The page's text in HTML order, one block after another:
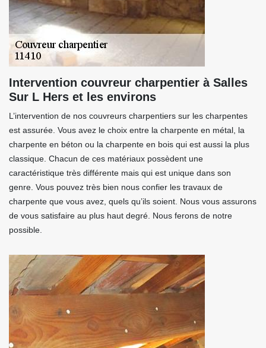
Intervention couvreur charpentier à Salles
Sur L Hers et les environs
L’intervention de nos couvreurs charpentiers sur les charpentes
est assurée. Vous avez le choix entre la charpente en métal, la
charpente en béton ou la charpente en bois qui est aussi la plus
classique. Chacun de ces matériaux possèdent une
caractéristique très différente mais qui est unique dans son
genre. Vous pouvez très bien nous confier les travaux de
charpente que vous avez, quels qu’ils soient. Nous vous assurons
de vous satisfaire au plus haut degré. Nous ferons de notre
possible.